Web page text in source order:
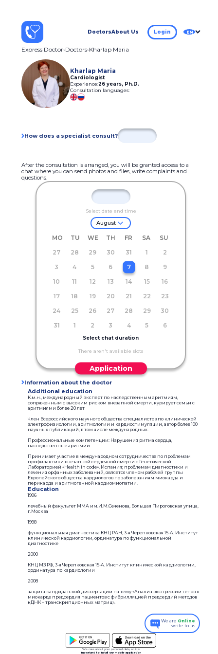
DoctorsAbout Us Login EN
Express Doctor Doctors Kharlap Maria
Kharlap Maria
Cardiologist
Experience:26 years, Ph.D.
Consultation languages:
How does a specialist consult?
After the consultation is arranged, you will be granted access to a
chat where you can send photos and files, write complaints and
questions.
Select date and time
August
MO TU WE TH FR SA
SU
27
28 29 30 31 1
2
3
4 5 6 7 8
9
10
11 12 13 14 15
16
17
18 19 20 21 22
23
24
25 26 27 28 29
30
31
1 2 3 4 5 6
Select chat duration
There aren't available slots
Application
Information about the doctor
Additional education
К.м.н., международный эксперт по наследственным аритмиям,
сопряженным с высоким риском внезапной смерти, курирует семьи с
аритмиями более 20 лет
Член Всероссийского научного общества специалистов по клинической
электрофизиологии, аритмологии и кардиостимуляции, автор более 100
научных публикаций, в том числе международных.
Профессиональные компетенции: Нарушения ритма сердца,
наследственные аритмии
Принимает участие в международном сотрудничестве по проблемам
профилактики внезапной сердечной смерти с Генетической
Лабораторией «Health in code», Испания; проблемам диагностики и
лечения орфанных заболеваний, является членом рабочей группы
Европейского общества кардиологов по заболеваниям миокарда и
перикарда и аритмогенной кардиомиопатии.
Education
1996
лечебный факультет ММА им.И.М.Сеченова, Большая Пироговская улица,
г.Москва
1998
функциональная диагностика КНЦ РАН, 3-я Черепковская 15-А. Институт
клинической кардиологии, ординатура по функциональной
диагностике
2000
КНЦ МЗ РФ, 3-я Черепковская 15-А. Институт клинической кардиологии,
ординатура по кардиологии
2008
защита кандидатской диссертации на тему «Анализ экспрессии генов в
миокарде предсердия пациентов с фибрилляцией предсердий методов
кДНК – транскрипционных матриц».
We are Online
write to us
We care about your personal data, so it is
important to install our mobile application